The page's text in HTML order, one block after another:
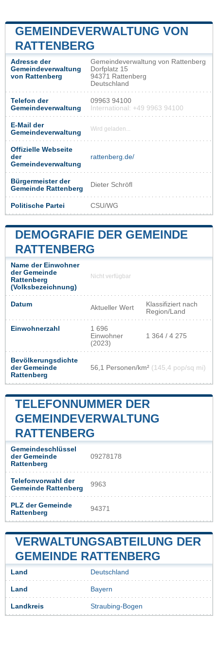
GEMEINDEVERWALTUNG VON
RATTENBERG
Adresse der
Gemeindeverwaltung
von Rattenberg
Gemeindeverwaltung von Rattenberg
Dorfplatz 15
94371 Rattenberg
Deutschland
Telefon der
Gemeindeverwaltung
09963 94100
International: +49 9963 94100
E-Mail der
Gemeindeverwaltung
Wird geladen...
Offizielle Webseite
der
Gemeindeverwaltung
rattenberg.de/
Bürgermeister der
Gemeinde Rattenberg
Dieter Schröfl
Politische Partei CSU/WG
DEMOGRAFIE DER GEMEINDE
RATTENBERG
Name der Einwohner
der Gemeinde
Rattenberg
(Volksbezeichnung)
Nicht verfügbar
Datum Aktueller Wert
Klassifiziert nach
Region/Land
Einwohnerzahl
1 696
Einwohner
(2023)
1 364 / 4 275
Bevölkerungsdichte
der Gemeinde
Rattenberg
56,1 Personen/km² (145,4 pop/sq mi)
TELEFONNUMMER DER
GEMEINDEVERWALTUNG
RATTENBERG
Gemeindeschlüssel
der Gemeinde
Rattenberg
09278178
Telefonvorwahl der
Gemeinde Rattenberg
9963
PLZ der Gemeinde
Rattenberg
94371
VERWALTUNGSABTEILUNG DER
GEMEINDE RATTENBERG
Land Deutschland
Land Bayern
Landkreis Straubing-Bogen